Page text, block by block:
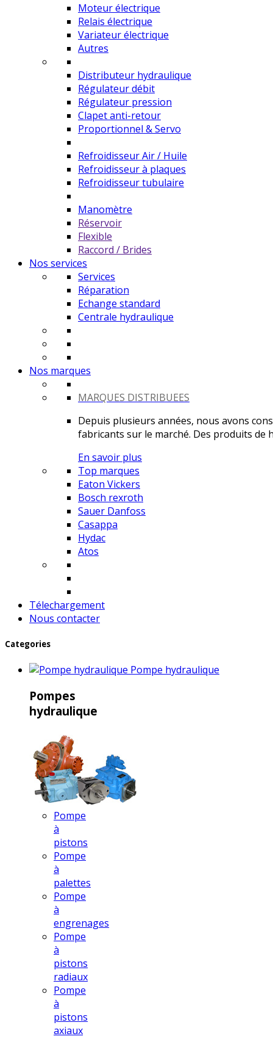
Moteur électrique
Relais électrique
Variateur électrique
Autres
Distributeur hydraulique
Régulateur débit
Régulateur pression
Clapet anti-retour
Proportionnel & Servo
Refroidisseur Air / Huile
Refroidisseur à plaques
Refroidisseur tubulaire
Manomètre
Réservoir
Flexible
Raccord / Brides
Nos services
Services
Réparation
Echange standard
Centrale hydraulique
Nos marques
MARQUES DISTRIBUEES
Depuis plusieurs années, nous avons
fabricants sur le marché. Des produits de
En savoir plus
Top marques
Eaton Vickers
Bosch rexroth
Sauer Danfoss
Casappa
Hydac
Atos
Télechargement
Nous contacter
Categories
Pompe hydraulique
Pompes
hydraulique
Pompe
à
pistons
Pompe
à
palettes
Pompe
à
engrenages
Pompe
à
pistons
radiaux
Pompe
à
pistons
axiaux